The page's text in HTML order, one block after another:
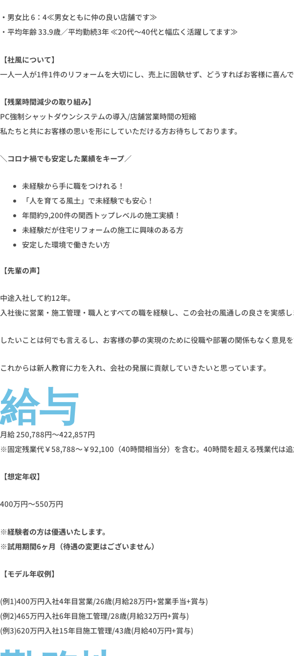
・ 男女比 6：4≪男女ともに仲の良い店舗です≫
・平均年齢 33.9歳／平均勤続3年 ≪20代〜40代と幅広く活躍してます≫
【社風について】
一人一人が1件1件のリフォームを大切にし、売上に固執せず、どうすればお客様に喜ん
【残業時間減少の取り組み】
PC強制シャットダウンシステムの導入/店舗営業時間の短縮
私たちと共にお客様の思いを形にしていただける方お待ちしております。
＼コロナ禍でも安定した業績をキープ／
未経験から手に職をつけれる！
「人を育てる風土」で未経験でも安心！
年間約9,200件の関西トップレベルの施工実績！
未経験だが住宅リフォームの施工に興味のある方
安定した環境で働きたい方
【先輩の声】
中途入社して約12年。
入社後に営業・施工管理・職人とすべての職を経験し、この会社の風通しの良さを実感し
したいことは何でも言えるし、お客様の夢の実現のために役職や部署の関係もなく意見を
これからは新人教育に力を入れ、会社の発展に貢献していきたいと思っています。
給与
月給 250,788円～422,857円
※固定残業代￥58,788〜￥92,100（40時間相当分）を含む。40時間を超える残業代は追
【想定年収】
400万円～550万円
※経験者の方は優遇いたします。
※試⽤期間6ヶ⽉（待遇の変更はございません）
【モデル年収例】
(例1)400万円入社4年目営業/26歳(月給28万円+営業手当+賞与)
(例2)465万円入社6年目施工管理/28歳(月給32万円+賞与)
(例3)620万円入社15年目施工管理/43歳(月給40万円+賞与)